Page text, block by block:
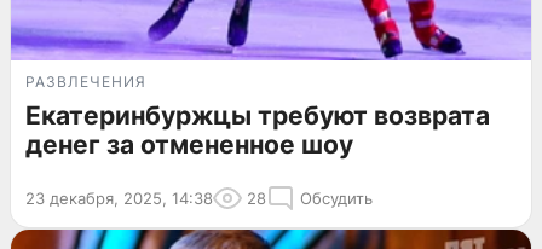
РАЗВЛЕЧЕНИЯ
Екатеринбуржцы требуют возврата
денег за отмененное шоу
23 декабря, 2025, 14:38 28 Обсудить